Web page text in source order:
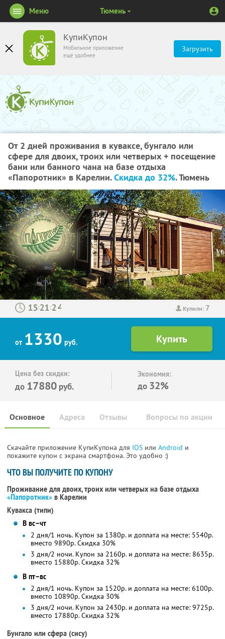
КупиКупон
Мобильное приложение
ещё удобнее
Загрузить
Меню Тюмень
От 2 дней проживания в куваксе, бунгало или
сфере для двоих, троих или четверых + посещение
бани или банного чана на базе отдыха
«Папоротник» в Карелии.Скидка до 32%. Тюмень
Купили: 7
: :
от 1330 руб.
Цена без скидки:
до 17880 руб.
Экономия:
до 32%
Основное Отзывы Вопросы по акции
Адреса
Скачайте приложение КупиКупона для IOS или Android и
покажите купон с экрана смартфона. Это удобно :)
ЧТО ВЫ ПОЛУЧИТЕ ПО КУПОНУ
Проживание для двоих, троих или четверых на базе отдыха
«Папоротник» в Карелии
Кувакса (типи)
В вс–чт
2 дня/1 ночь. Купон за 1380р. и доплата на месте: 5540р.
вместо 9890р.Скидка 30%
3 дня/2 ночи. Купон за 2160р. и доплата на месте: 8635р.
вместо 15880р.Скидка 32%
В пт–вс
2 дня/1 ночь. Купон за 1520р. и доплата на месте: 6100р.
вместо 10890р.Скидка 30%
3 дня/2 ночи. Купон за 2430р. и доплата на месте: 9725р.
вместо 17880р.Скидка 32%
Бунгало или сфера (сису)